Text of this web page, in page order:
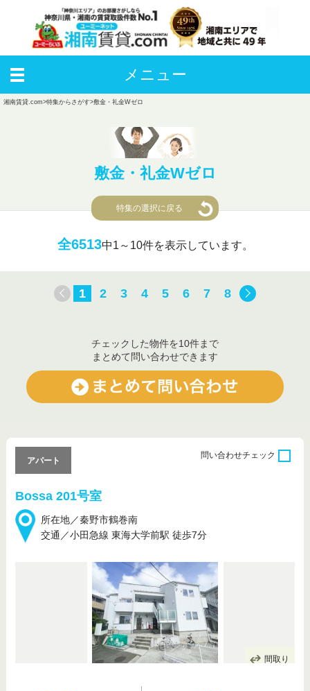
メニュー
湘南賃貸.com>特集からさがす>敷金・礼金Wゼロ
敷金・礼金Wゼロ
特集の選択に戻る
全6513中1～10件を表示しています。
1 2 3 4 5 6 7 8
チェックした物件を10件まで
まとめて問い合わせできます
Bossa 201号室
所在地／秦野市鶴巻南
交通／小田急線 東海大学前駅 徒歩7分
アパート
問い合わせチェック
間取り